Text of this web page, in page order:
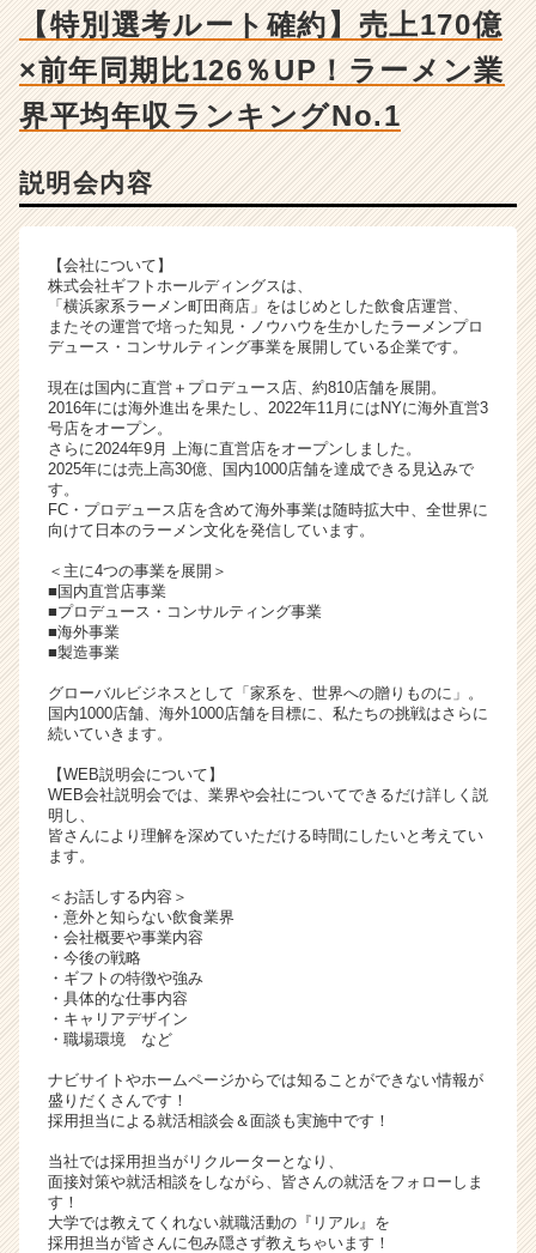
ベ
ン
チ
ャ
ー・
企
業
ら
ス
カ
ウ
ト
が
く
活
サ
イ
ト
チ
ャ
リ
h
e
a
r
e
【特別選考ルート確約】売上170億
×前年同期比126％UP！ラーメン業
界平均年収ランキングNo.1
説明会内容
【会社について】
株式会社ギフトホールディングスは、
「横浜家系ラーメン町田商店」をはじめとした飲食店運営、
またその運営で培った知見・ノウハウを生かしたラーメンプロ
デュース・コンサルティング事業を展開している企業です。
現在は国内に直営＋プロデュース店、約810店舗を展開。
2016年には海外進出を果たし、2022年11月にはNYに海外直営3
号店をオープン。
さらに2024年9月 上海に直営店をオープンしました。
2025年には売上高30億、国内1000店舗を達成できる見込みで
す。
FC・プロデュース店を含めて海外事業は随時拡大中、全世界に
向けて日本のラーメン文化を発信しています。
＜主に4つの事業を展開＞
■国内直営店事業
■プロデュース・コンサルティング事業
■海外事業
■製造事業
グローバルビジネスとして「家系を、世界への贈りものに」。
国内1000店舗、海外1000店舗を目標に、私たちの挑戦はさらに
続いていきます。
【WEB説明会について】
WEB会社説明会では、業界や会社についてできるだけ詳しく説
明し、
皆さんにより理解を深めていただける時間にしたいと考えてい
ます。
＜お話しする内容＞
・意外と知らない飲食業界
・会社概要や事業内容
・今後の戦略
・ギフトの特徴や強み
・具体的な仕事内容
・キャリアデザイン
・職場環境 など
ナビサイトやホームページからでは知ることができない情報が
盛りだくさんです！
採用担当による就活相談会＆面談も実施中です！
当社では採用担当がリクルーターとなり、
面接対策や就活相談をしながら、皆さんの就活をフォローしま
す！
大学では教えてくれない就職活動の『リアル』を
採用担当が皆さんに包み隠さず教えちゃいます！